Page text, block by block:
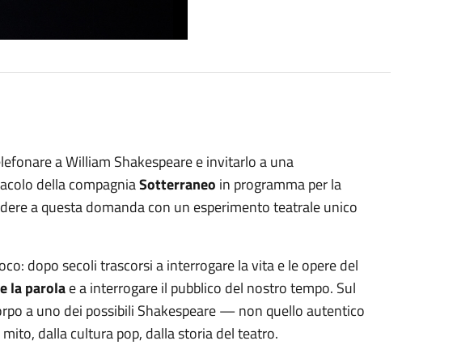
a William Shakespeare e invitarlo a una
della compagniaSotterraneo in programma per la
a questa domanda con un esperimento teatrale unico
dopo secoli trascorsi a interrogare la vita e le opere del
la parolae a interrogare il pubblico del nostro tempo. Sul
a uno dei possibili Shakespeare — non quello autentico
dalla cultura pop, dalla storia del teatro.